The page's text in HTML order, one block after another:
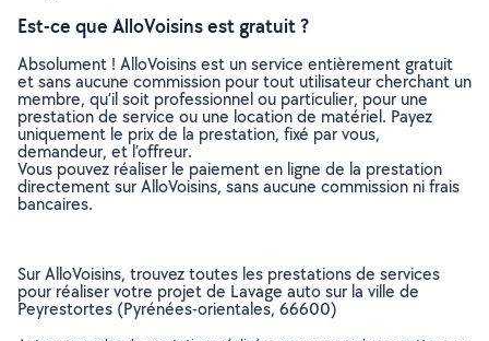
Est-ce que AlloVoisins est gratuit ?
Absolument ! AlloVoisins est un service entièrement gratuit
et sans aucune commission pour tout utilisateur cherchant un
membre, qu’il soit professionnel ou particulier, pour une
prestation de service ou une location de matériel. Payez
uniquement le prix de la prestation, fixé par vous,
demandeur, et l’offreur.
Vous pouvez réaliser le paiement en ligne de la prestation
directement sur AlloVoisins, sans aucune commission ni frais
bancaires.
Sur AlloVoisins, trouvez toutes les prestations de services
pour réaliser votre projet de Lavage auto sur la ville de
Peyrestortes (Pyrénées-orientales, 66600)